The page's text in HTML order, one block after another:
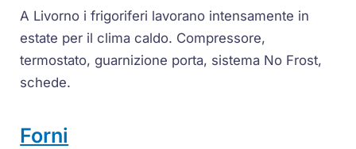
A Livorno i frigoriferi lavorano intensamente in
estate per il clima caldo. Compressore,
termostato, guarnizione porta, sistema No Frost,
schede.
Forni